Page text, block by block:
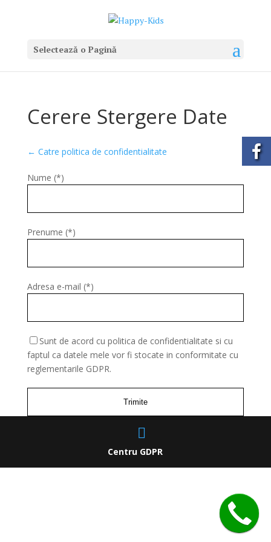
Selectează o Pagină
Cerere Stergere Date
← Catre politica de confidentialitate
Nume (*)
Prenume (*)
Adresa e-mail (*)
Sunt de acord cu politica de confidentialitate si cu
faptul ca datele mele vor fi stocate in conformitate cu
reglementarile GDPR.
Centru GDPR